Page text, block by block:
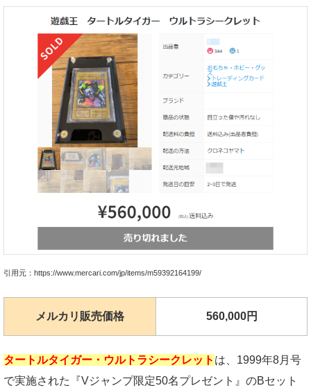
引用元：https://www.mercari.com/jp/items/m59392164199/
メルカリ販売価格 560,000円
タートルタイガー・ウルトラシークレット は、1999年8月号
で実施された『Vジャンプ限定50名プレゼント』のBセット